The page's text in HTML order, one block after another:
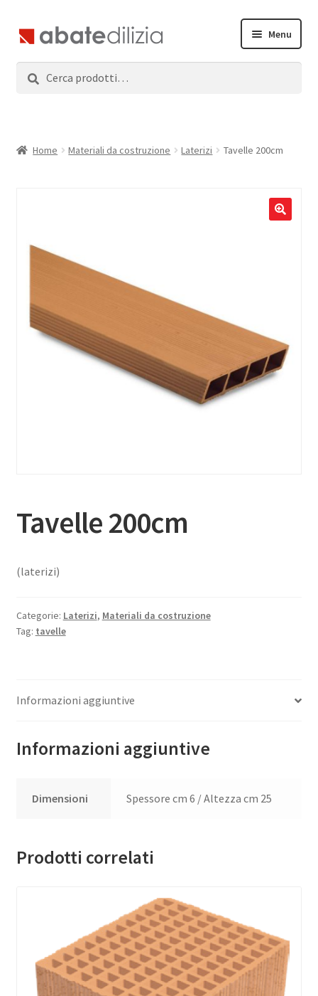
Vai
alla
navigazione
Vai
al
contenuto
Menu
child
Servizi
Accedi
Home Materiali da costruzione Laterizi Tavelle 200cm
Tavelle 200cm
(laterizi)
Categorie: Laterizi, Materiali da costruzione
Tag: tavelle
Informazioni aggiuntive
Informazioni aggiuntive
Dimensioni Spessore cm 6 / Altezza cm 25
Prodotti correlati